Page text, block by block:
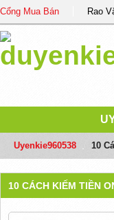
Cổng Mua Bán Rao
Uyenkie960538 10
10 CÁCH KIẾM TIỀN